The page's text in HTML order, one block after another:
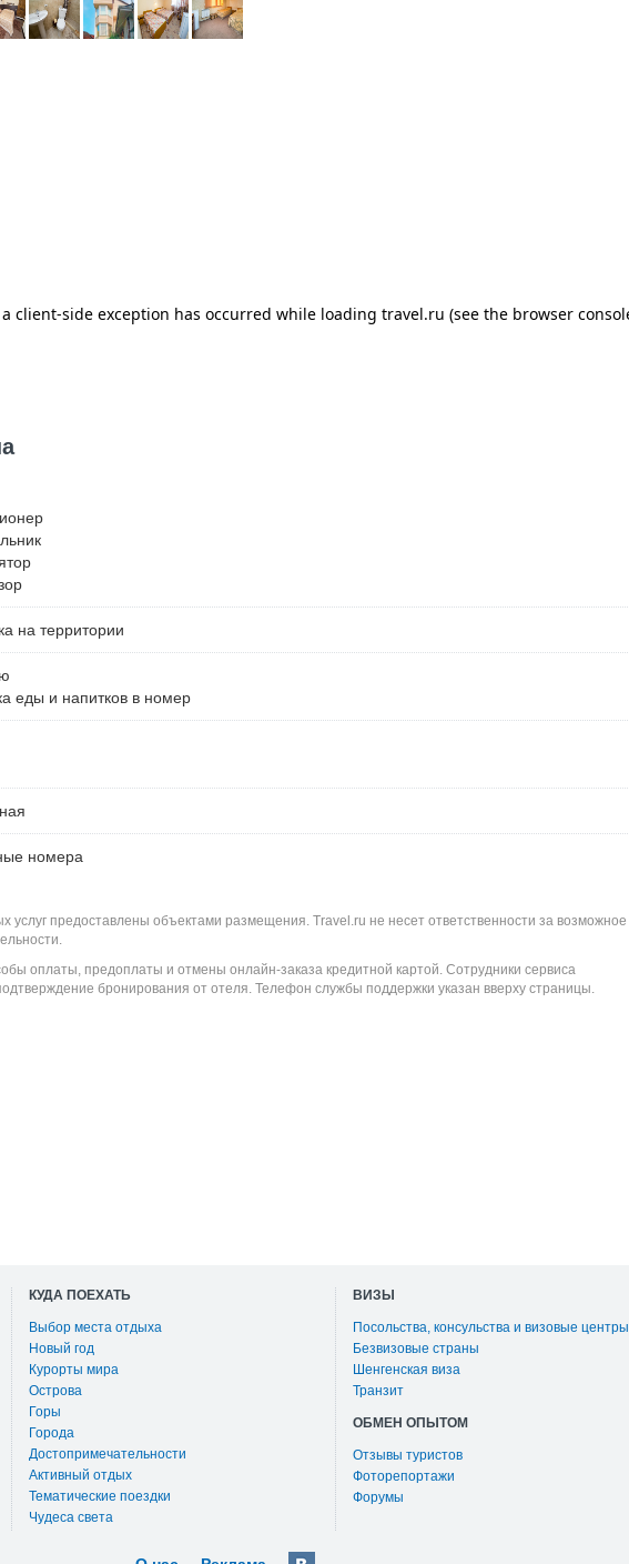
на территории
еды и напитков в номер
номера
услуг предоставлены объектами размещения. Travel.ru не несет ответственности за возможное
оплаты, предоплаты и отмены онлайн-заказа кредитной картой. Сотрудники сервиса
бронирования от отеля. Телефон службы поддержки указан вверху страницы.
КУДА ПОЕХАТЬ
Выбор места отдыха
Новый год
Курорты мира
Острова
Горы
Города
Достопримечательности
Активный отдых
Тематические поездки
Чудеса света
ВИЗЫ
Посольства, консульства и визовые центры
Безвизовые страны
Шенгенская виза
Транзит
ОБМЕН ОПЫТОМ
Отзывы туристов
Фоторепортажи
Форумы